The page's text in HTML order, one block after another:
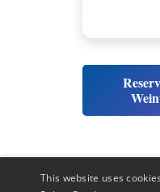
This website uses